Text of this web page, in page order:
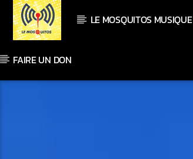
LE MOSQUITOS MUSIQUE
FAIRE UN DON